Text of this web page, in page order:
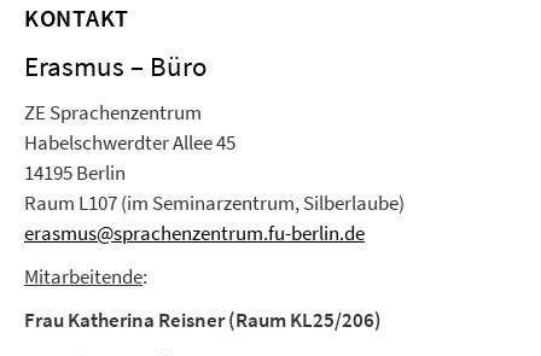
KONTAKT
Erasmus – Büro
ZE Sprachenzentrum
Habelschwerdter Allee 45
14195 Berlin
Raum L107 (im Seminarzentrum, Silberlaube)
erasmus@sprachenzentrum.fu-berlin.de
Mitarbeitende:
Frau Katherina Reisner (Raum KL25/206)